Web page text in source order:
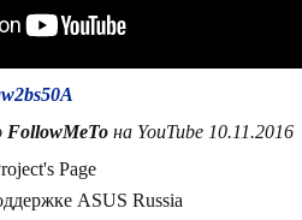
FollowMeTo на YouTube 10.11.2016
Page
ASUS Russia